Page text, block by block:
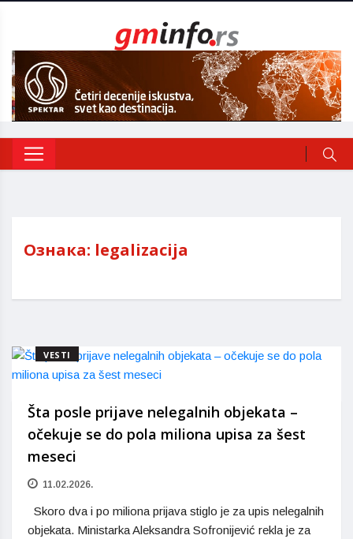
Ознака: legalizacija
VESTI
Šta posle prijave nelegalnih objekata –
očekuje se do pola miliona upisa za šest
meseci
11.02.2026.
Skoro dva i po miliona prijava stiglo je za upis nelegalnih
objekata. Ministarka Aleksandra Sofronijević rekla je za